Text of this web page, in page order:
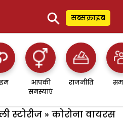
⚲ सब्सक्राइब
आपकी
समस्याएं
राजनीति
स्टोरीज » कोरोना वायरस